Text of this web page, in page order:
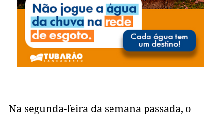
Na segunda-feira da semana passada, o